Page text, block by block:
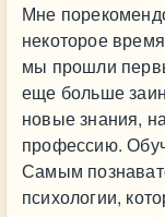
Мне
некоторое
мы прошли
еще больше
новые знания,
профессию.
Самым
психологии,